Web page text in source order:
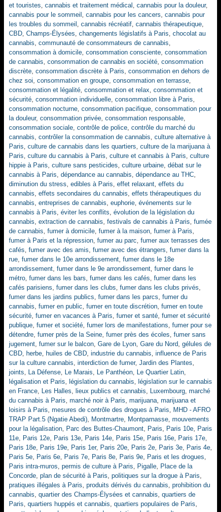
et touristes, cannabis et traitement médical , cannabis pour la douleur,
cannabis pour le sommeil , cannabis pour les cancers, cannabis pour
les troubles du sommeil , cannabis récréatif, cannabis thérapeutique,
CBD, Champs-Élysées, changements législatifs à Paris, chocolat au
cannabis, communauté de consommateurs de cannabis,
consommation à domicile, consommation consciente, consommation
de cannabis, consommation de cannabis en société, consommation
discrète, consommation discrète à Paris, consommation en dehors de
chez soi, consommation en groupe, consommation en terrasse,
consommation et légalité, consommation et relax, consommation et
sécurité, consommation individuelle, consommation libre à Paris,
consommation nocturne, consommation pacifique, consommation pour
la douleur, consommation privée, consommation responsable,
consommation sociale, contrôle de police, contrôle du marché du
cannabis, contrôler la consommation de cannabis, culture alternative à
Paris, culture de cannabis dans les quartiers, culture de la marijuana à
Paris, culture du cannabis à Paris, culture et cannabis à Paris, culture
hippie à Paris, culture sans pesticides, culture urbaine, débat sur le
cannabis à Paris, dépendance au cannabis, dépendance au THC,
diminution du stress, edibles à Paris, effet relaxant, effets du
cannabis, effets secondaires du cannabis, effets thérapeutiques du
cannabis, entreprises de cannabis, euphorie, événements sur le
cannabis à Paris, éviter les conflits, évolution de la législation du
cannabis, extraction de cannabis, festivals de cannabis à Paris, fumée
de cannabis, fumer à domicile, fumer à la maison, fumer à Paris,
fumer à Paris et la répression, fumer au parc, fumer aux terrasses des
cafés, fumer avec des amis, fumer avec des étrangers, fumer dans la
rue, fumer dans le 10e arrondissement, fumer dans le 18e
arrondissement, fumer dans le 9e arrondissement, fumer dans le
métro, fumer dans les bars, fumer dans les cafés, fumer dans les
cafés parisiens, fumer dans les clubs, fumer dans les clubs privés,
fumer dans les jardins publics, fumer dans les parcs, fumer du
cannabis, fumer en public, fumer en toute discrétion, fumer en toute
sécurité, fumer en vacances à Paris, fumer et santé, fumer et sécurité
publique, fumer et société, fumer lors de manifestations, fumer pour se
détendre, fumer près de la Seine, fumer près des écoles, fumer sans
jugement, fumer sur le balcon, Gare de Lyon, Gare du Nord, gélules de
CBD, herbe, huiles de CBD, industrie du cannabis, influence de Paris
sur la culture cannabis, interdiction de fumer, Jardin des Plantes,
joints, La Défense, Le Marais, Le Panthéon, Le Quartier Latin,
légalisation et Paris, législation du cannabis, législation sur le cannabis
en France, Les Halles, lieux publics et cannabis, Luxembourg, marché
du cannabis à Paris, marché noir à Paris, marijuana, marijuana et
loisirs à Paris, mesures de contrôle des drogues à Paris, MHD - AFRO
TRAP Part.5 (Ngatie Abedi), Montmartre, Montparnasse, mouvements
pour la légalisation, Parc des Buttes-Chaumont, Paris, Paris 10e, Paris
11e, Paris 12e, Paris 13e, Paris 14e, Paris 15e, Paris 16e, Paris 17e,
Paris 18e, Paris 19e, Paris 1er, Paris 20e, Paris 2e, Paris 3e, Paris 4e,
Paris 5e, Paris 6e, Paris 7e, Paris 8e, Paris 9e, Paris et les drogues,
Paris intra-muros, permis de culture à Paris, Pigalle, Place de la
Concorde, plan de sécurité à Paris, politiques sur la drogue à Paris,
pratiques illégales à Paris, produits dérivés du cannabis, prohibition du
cannabis, quartier des Champs-Élysées et cannabis, quartiers de
Paris, quartiers huppés et cannabis, quartiers populaires de Paris,